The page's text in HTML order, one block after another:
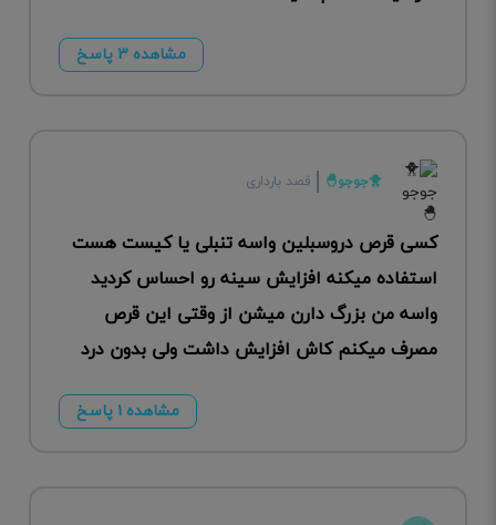
مشاهده ۳ پاسخ
🐥جوجو🐣 قصد بارداری
کسی قرص دروسبلین واسه تنبلی یا کیست هست
استفاده میکنه افزایش سینه رو احساس کردید
واسه من بزرگ دارن میشن از وقتی این قرص
مصرف میکنم کاش افزایش داشت ولی بدون درد
مشاهده ۱ پاسخ